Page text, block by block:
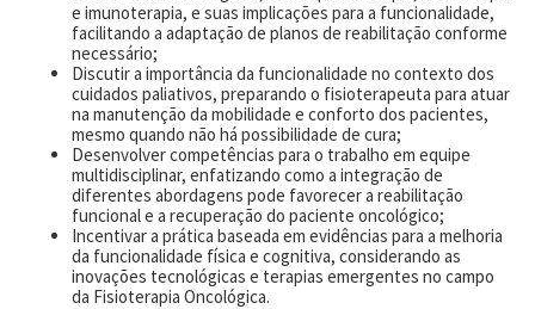
e imunoterapia, e suas implicações para a funcionalidade,
facilitando a adaptação de planos de reabilitação conforme
necessário;
Discutir a importância da funcionalidade no contexto dos
cuidados paliativos, preparando o fisioterapeuta para atuar
na manutenção da mobilidade e conforto dos pacientes,
mesmo quando não há possibilidade de cura;
Desenvolver competências para o trabalho em equipe
multidisciplinar, enfatizando como a integração de
diferentes abordagens pode favorecer a reabilitação
funcional e a recuperação do paciente oncológico;
Incentivar a prática baseada em evidências para a melhoria
da funcionalidade física e cognitiva, considerando as
inovações tecnológicas e terapias emergentes no campo
da Fisioterapia Oncológica.